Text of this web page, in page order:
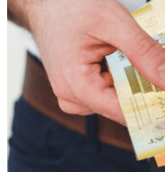
Amerika
Asiya
Afrika
Çarpaz baxış
Təhlil
Siyasi